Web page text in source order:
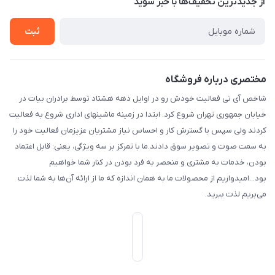
بست پنجم، پلاک: 1.0، طبقه: 3، واحد: غربی، / واحد فروش :تهران،
راهنما
ثبت
مختصری درباره فروشگاه
شاخص آی تی فعالیت خودش رو در اوایل دهه هشتاد توسط برادران بیات در
خیابان جمهوری تهران شروع کرد. ابتدا در زمینه ماشینهای اداری شروع به فعالیت
کردند ولی سپس با گسترش کار و احساس نیاز مشتریان عزیزمان فعالیت خود را
به سمت صوت و تصویر سوق دادند.ما با تمرکز بر سه ویژگی، یعنی: قابل اعتماد
بودن، خدمات به مشتری و منحصر به فرد بودن در کنار شما خواهیم
بود...امیدواریم از محصولات ما به همان اندازه که ما از ارائه آن‌ها به شما لذت
می‌‌بریم لذت ببرید.